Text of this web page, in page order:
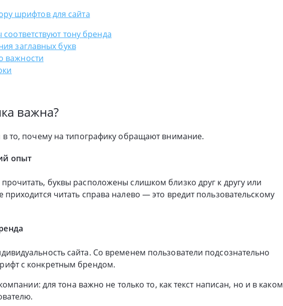
шрифтов для сайта
тону бренда
заглавных букв
важности
важна?
в то, почему на типографику обращают внимание.
опыт
буквы расположены слишком близко друг к другу или
приходится читать справа налево — это вредит пользовательскому
сайта. Со временем пользователи подсознательно
с конкретным брендом.
для тона важно не только то, как текст написан, но и в каком